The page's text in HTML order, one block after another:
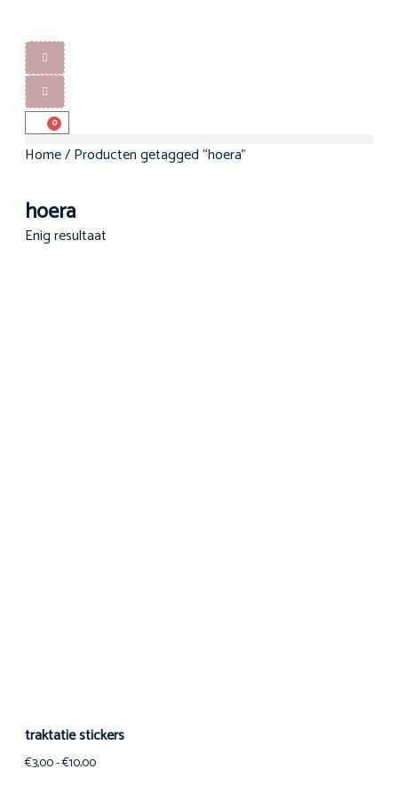
0
Home/ Producten getagged “hoera”
hoera
Enig resultaat
traktatie stickers
€3,00-€10,00